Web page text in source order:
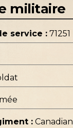
militaire
service : 71251
: